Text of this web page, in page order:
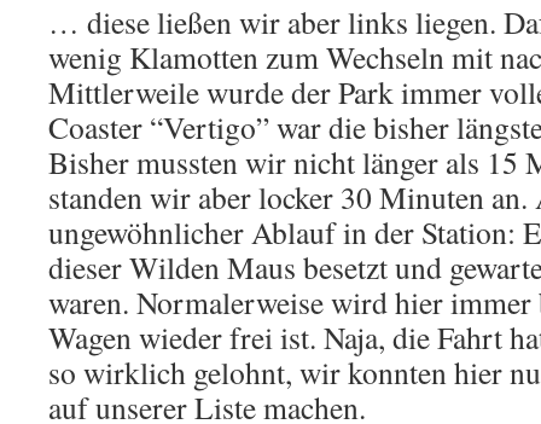
… diese ließen wir aber links liegen.
wenig Klamotten zum Wechseln mit
Mittlerweile wurde der Park immer
Coaster “Vertigo” war die bisher
Bisher mussten wir nicht länger als 15
standen wir aber locker 30 Minuten
ungewöhnlicher Ablauf in der Station:
dieser Wilden Maus besetzt und
waren. Normalerweise wird hier immer
Wagen wieder frei ist. Naja, die Fahrt
so wirklich gelohnt, wir konnten hier
auf unserer Liste machen.